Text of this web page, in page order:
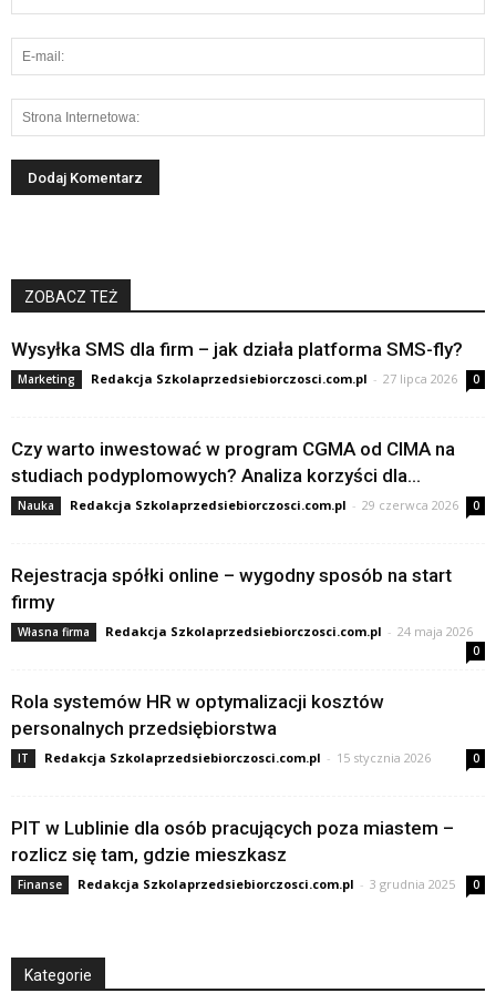
ZOBACZ TEŻ
Wysyłka SMS dla firm – jak działa platforma SMS-fly?
Marketing Redakcja Szkolaprzedsiebiorczosci.com.pl - 27 lipca 2026 0
Czy warto inwestować w program CGMA od CIMA na
studiach podyplomowych? Analiza korzyści dla...
Nauka Redakcja Szkolaprzedsiebiorczosci.com.pl - 29 czerwca 2026 0
Rejestracja spółki online – wygodny sposób na start
firmy
Własna firma Redakcja Szkolaprzedsiebiorczosci.com.pl - 24 maja 2026
0
Rola systemów HR w optymalizacji kosztów
personalnych przedsiębiorstwa
IT Redakcja Szkolaprzedsiebiorczosci.com.pl - 15 stycznia 2026 0
PIT w Lublinie dla osób pracujących poza miastem –
rozlicz się tam, gdzie mieszkasz
Finanse Redakcja Szkolaprzedsiebiorczosci.com.pl - 3 grudnia 2025 0
Kategorie